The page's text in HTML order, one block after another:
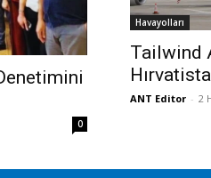
0
Havayolları
Tailwind
ANT Editor - 2